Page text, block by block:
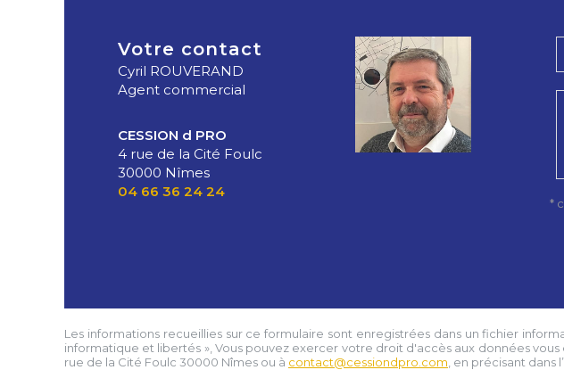
Votre contact
Cyril ROUVERAND
Agent commercial
CESSION d PRO
4 rue de la Cité Foulc
30000 Nîmes
04 66 36 24 24
*
Les informations recueillies sur ce formulaire sont enregistrées dans un fichier
informatique et libertés », Vous pouvez exercer votre droit d'accès aux données
rue de la Cité Foulc 30000 Nîmes ou à contact@cessiondpro.com , en précisant